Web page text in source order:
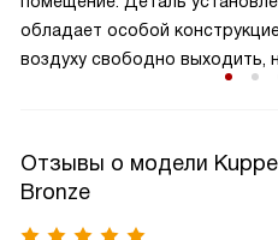
обладает особой
воздуху свободно выходить,
поддерживает чистоту
важный элемент вытяжки,
сохранению здорового
Отзывы о модели
Bronze